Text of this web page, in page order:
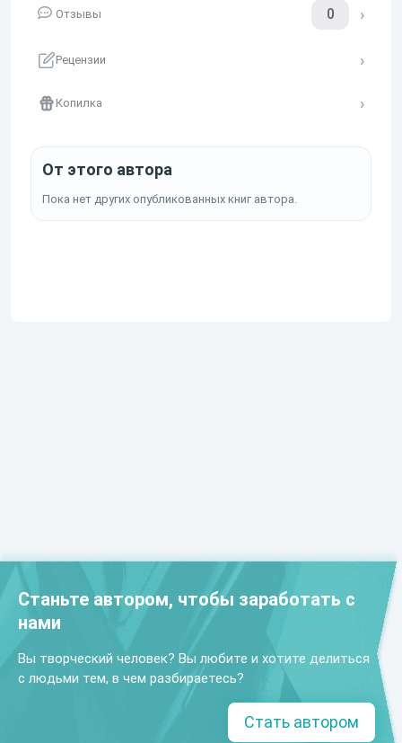
Отзывы 0
Рецензии
Копилка
От этого автора
Пока нет других опубликованных книг автора.
Станьте автором, чтобы заработать с
нами
Вы творческий человек? Вы любите и хотите делиться
с людьми тем, в чем разбираетесь?
Стать автором